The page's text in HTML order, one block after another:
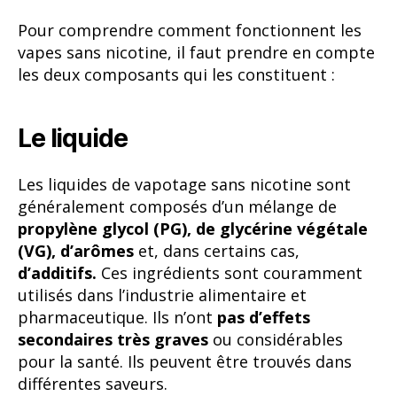
Pour comprendre comment fonctionnent les
vapes sans nicotine, il faut prendre en compte
les deux composants qui les constituent :
Le liquide
Les liquides de vapotage sans nicotine sont
généralement composés d’un mélange de
propylène glycol (PG), de glycérine végétale
(VG), d’arômes et, dans certains cas,
d’additifs. Ces ingrédients sont couramment
utilisés dans l’industrie alimentaire et
pharmaceutique. Ils n’ont pas d’effets
secondaires très graves ou considérables
pour la santé. Ils peuvent être trouvés dans
différentes saveurs.